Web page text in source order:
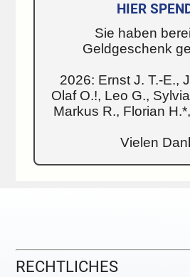
HIER
Sie haben
Geldgeschenk
2026: Ernst J. T.-E.,
Olaf O.!, Leo G.,
Markus R., Florian
Vielen
RECHTLICHES